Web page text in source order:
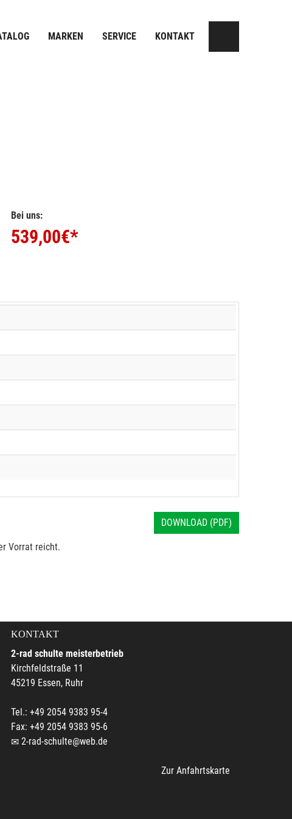
MARKEN SERVICE KONTAKT
Bei uns:
539,00€*
DOWNLOAD (PDF)
Vorrat reicht.
KONTAKT
2-rad schulte meisterbetrieb
Kirchfeldstraße 11
45219 Essen, Ruhr
Tel.: +49 2054 9383 95-4
Fax: +49 2054 9383 95-6
2-rad-schulte@web.de
Zur Anfahrtskarte